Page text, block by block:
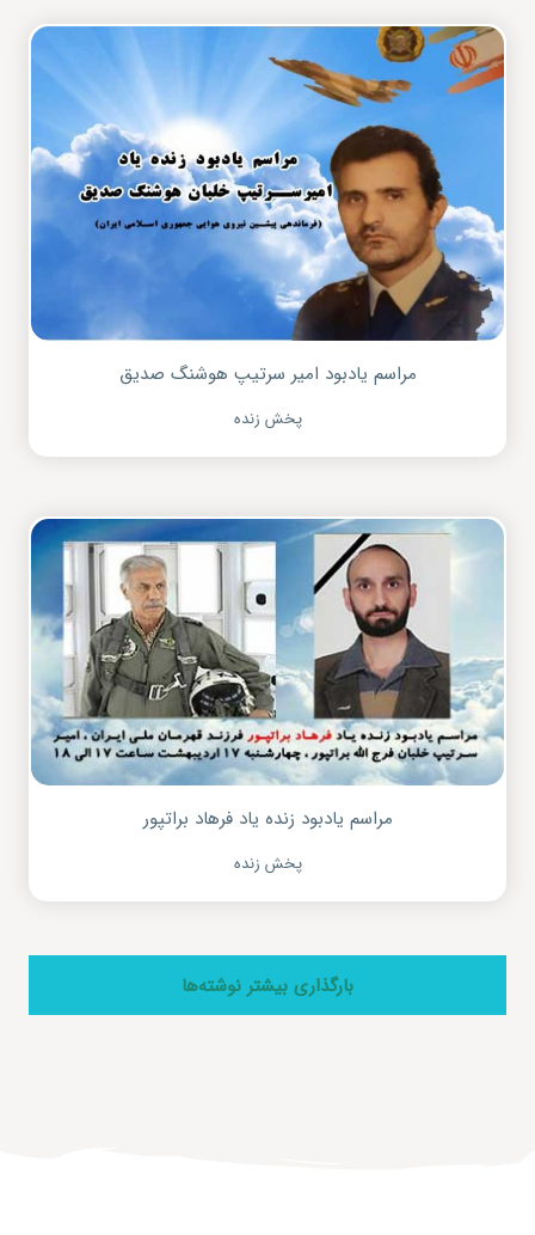
مراسم یادبود امیر سرتیپ هوشنگ صدیق
پخش زنده
مراسم یادبود زنده یاد فرهاد براتپور
پخش زنده
بارگذاری بیشتر نوشته‌ها